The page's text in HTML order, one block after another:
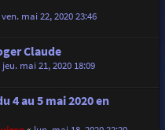
ven. mai 22, 2020 23:46
Claude
jeu. mai 21, 2020 18:09
4 au 5 mai 2020 en